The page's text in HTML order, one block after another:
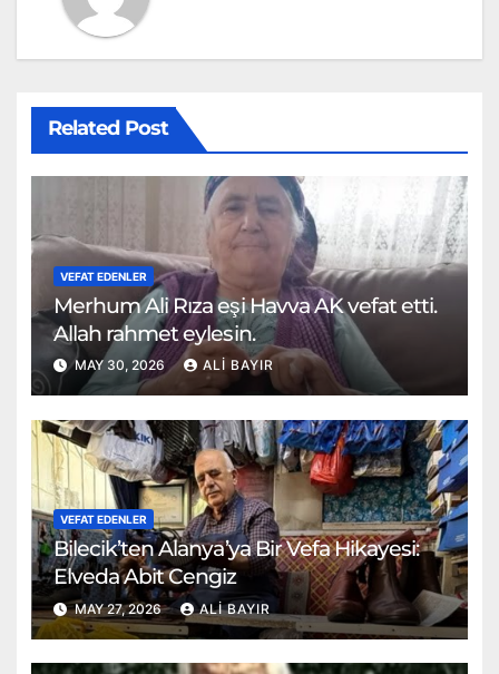
Related Post
VEFAT EDENLER
Merhum Ali Rıza eşi Havva AK vefat etti.
Allah rahmet eylesin.
MAY 30, 2026 ALI BAYIR
VEFAT EDENLER
Bilecik’ten Alanya’ya Bir Vefa Hikayesi:
Elveda Abit Cengiz
MAY 27, 2026 ALI BAYIR